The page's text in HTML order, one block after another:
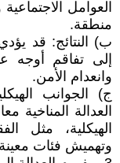
العوامل
منطقة.
‌ب) النتائج: قد
إلى تفاقم أوجه
وانعدام الأمن.
‌ج) الجوانب
العدالة المناخية
الهيكلية، مثل
وتهميش فئات